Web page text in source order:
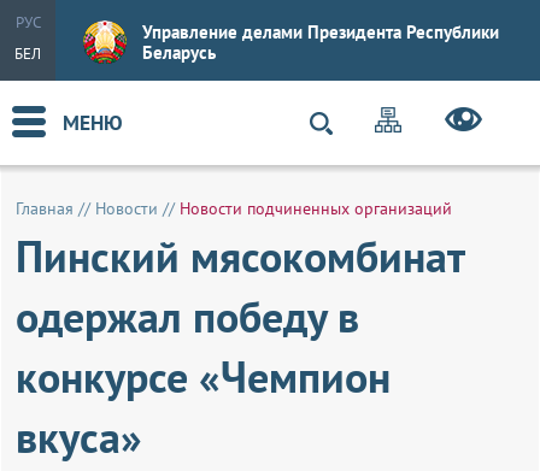
РУС
БЕЛ
Управление делами Президента Республики
Беларусь
МЕНЮ
Главная // Новости // Новости подчиненных организаций
Пинский мясокомбинат
одержал победу в
конкурсе «Чемпион
вкуса»